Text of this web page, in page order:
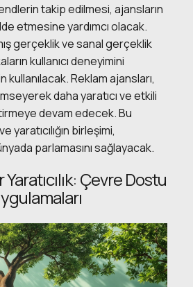
takip edilmesi, ajansların
etmesine yardımcı olacak.
gerçeklik ve sanal gerçeklik
kullanıcı deneyimini
Reklam ajansları,
daha yaratıcı ve etkili
devam edecek. Bu
birleşimi,
parlamasını sağlayacak.
Çevre Dostu